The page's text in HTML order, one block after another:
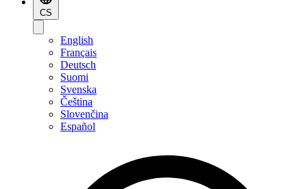
CS
English
Français
Deutsch
Suomi
Svenska
Čeština
Slovenčina
Español